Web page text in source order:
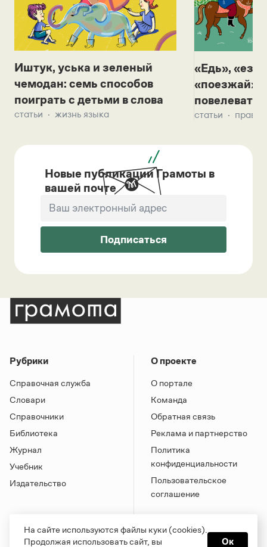
Иштук, уська и зеленый
чемодан: семь способов
поиграть с детьми в слова
статьи жизнь языка
«Едь»,
«поезжай»?
повелевать
статьи
Новые публикации Грамоты в
вашей почте
Подписаться
Рубрики
Справочная служба
Словари
Справочники
Библиотека
Журнал
Учебник
Издательство
О проекте
О портале
Команда
Обратная связь
Реклама и партнерство
Политика
конфиденциальности
Пользовательское
соглашение
На сайте используются файлы куки (cookies).
Продолжая использовать сайт, вы
Ок